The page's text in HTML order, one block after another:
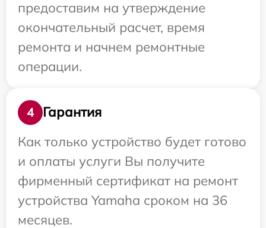
предоставим на утверждение
окончательный расчет, время
ремонта и начнем ремонтные
операции.
4
Гарантия
Как только устройство будет готово
и оплаты услуги Вы получите
фирменный сертификат на ремонт
устройства Yamaha сроком на 36
месяцев.